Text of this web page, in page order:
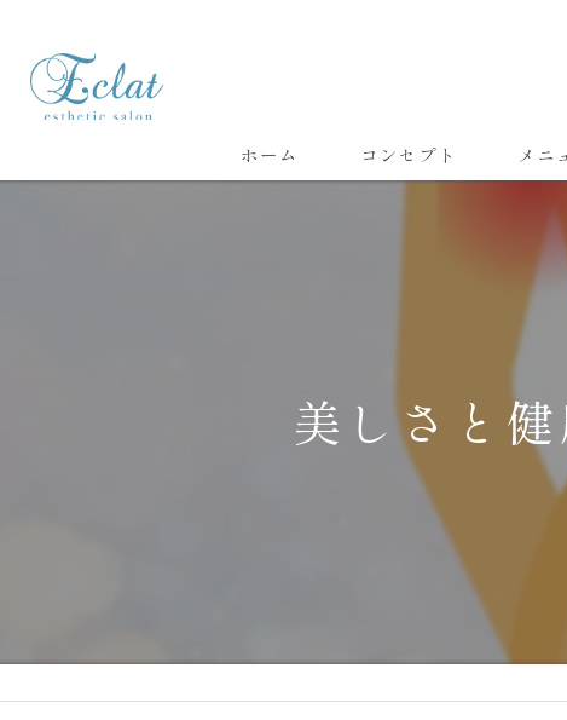
ホーム コンセプト メニ
美しさと